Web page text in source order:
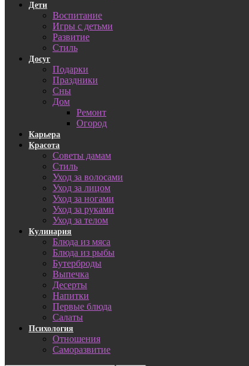
Дети
Воспитание
Игры с детьми
Развитие
Стиль
Досуг
Подарки
Праздники
Сны
Дом
Ремонт
Огород
Карьера
Красота
Советы дамам
Стиль
Уход за волосами
Уход за лицом
Уход за ногами
Уход за руками
Уход за телом
Кулинария
Блюда из мяса
Блюда из рыбы
Бутерброды
Выпечка
Десерты
Напитки
Первые блюда
Салаты
Психология
Отношения
Саморазвитие